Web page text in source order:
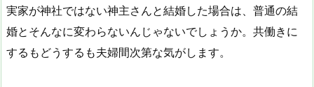
実家が神社ではない神主さんと結婚した場合は、普通の結
婚とそんなに変わらないんじゃないでしょうか。共働きに
するもどうするも夫婦間次第な気がします。